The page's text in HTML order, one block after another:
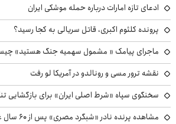
ادعای تازه امارات درباره حمله موشکی ایران
پرونده کلثوم اکبری، قاتل سریالی به کجا رسید؟
ماجرای پیامک « مشمول سهمیه جنگ هستید»
نقشه ترور مسی و رونالدو در آمریکا لو رفت
سخنگوی سپاه «شرط اصلی ایران» برای بازگشایی
مشاهده پرنده نادر «شبگرد مصری» پس از ۶۰ سال غیبت در نهاوند